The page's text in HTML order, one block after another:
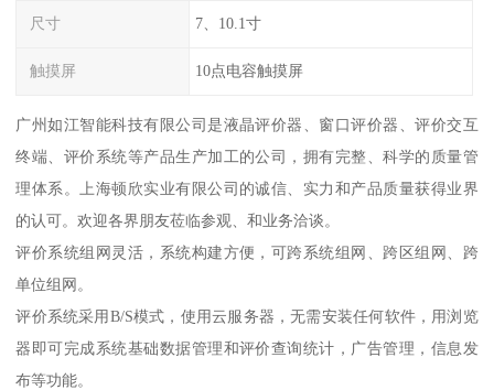
尺寸 7、10.1寸
触摸屏 10点电容触摸屏
广州如江智能科技有限公司是液晶评价器、窗口评价器、评价交互
终端、评价系统等产品生产加工的公司，拥有完整、科学的质量管
理体系。上海顿欣实业有限公司的诚信、实力和产品质量获得业界
的认可。欢迎各界朋友莅临参观、和业务洽谈。
评价系统组网灵活，系统构建方便，可跨系统组网、跨区组网、跨
单位组网。
评价系统采用B/S模式，使用云服务器，无需安装任何软件，用浏览
器即可完成系统基础数据管理和评价查询统计，广告管理，信息发
布等功能。